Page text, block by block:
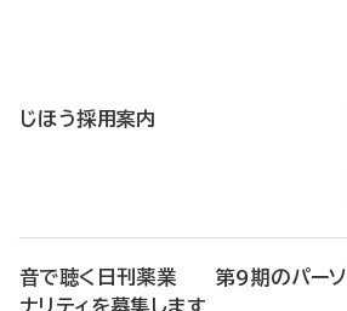
じほう採用案内
音で聴く日刊薬業 第9期のパーソ
ナリティを募集します